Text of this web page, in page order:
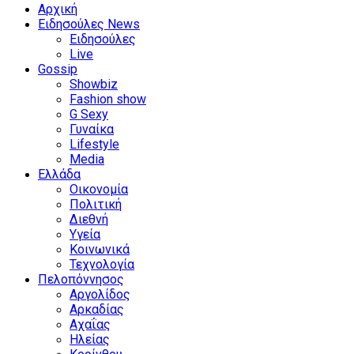
Αρχική
Ειδησούλες News
Ειδησούλες
Live
Gossip
Showbiz
Fashion show
G Sexy
Γυναίκα
Lifestyle
Media
Ελλάδα
Οικονομία
Πολιτική
Διεθνή
Υγεία
Κοινωνικά
Τεχνολογία
Πελοπόννησος
Αργολίδος
Αρκαδίας
Αχαΐας
Ηλείας